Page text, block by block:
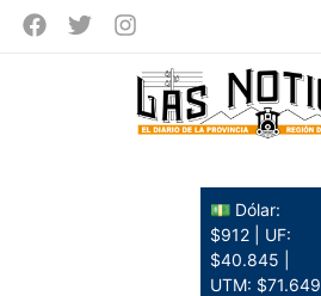
💵 Dólar:
$912 | UF:
$40.845 |
UTM: $71.649